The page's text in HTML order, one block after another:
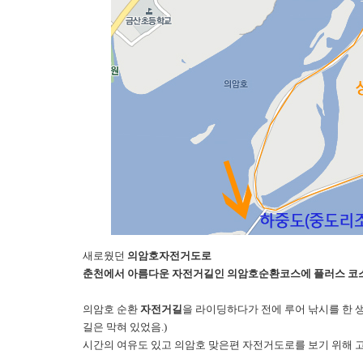
새로웠던 의암호자전거도로
춘천에서 아름다운 자전거길인 의암호순환코스에 플러스 코
의암호 순환 자전거길을 라이딩하다가 전에 루어 낚시를 한
길은 막혀 있었음.)
시간의 여유도 있고 의암호 맞은편 자전거도로를 보기 위해